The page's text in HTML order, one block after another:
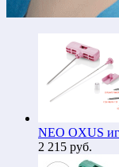
NEO OXUS
2 215 руб.